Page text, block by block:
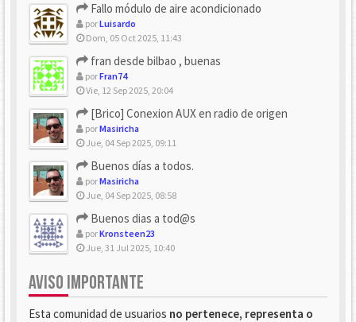
Fallo módulo de aire acondicionado
porLuisardo
Dom, 05 Oct 2025, 11:43
fran desde bilbao , buenas
porFran74
Vie, 12 Sep 2025, 20:04
[Brico] Conexion AUX en radio de origen
porMasiricha
Jue, 04 Sep 2025, 09:11
Buenos días a todos.
porMasiricha
Jue, 04 Sep 2025, 08:58
Buenos dias a tod@s
porKronsteen23
Jue, 31 Jul 2025, 10:40
AVISO IMPORTANTE
Esta comunidad de usuarios no pertenece, representa o